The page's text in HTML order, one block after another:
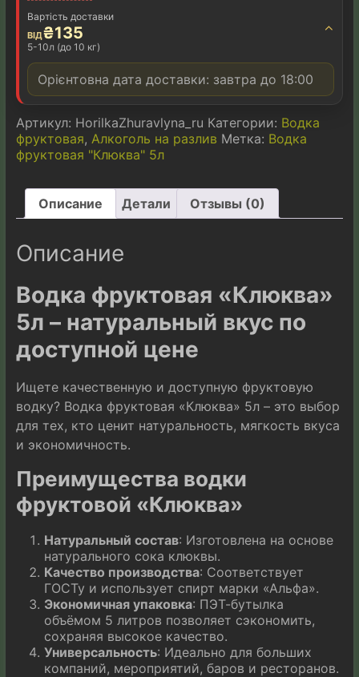
Вартість доставки
ВІД₴135
5-10л (до 10 кг)
⌃
Орієнтовна дата доставки: завтра до 18:00
Артикул: HorilkaZhuravlyna_ru Категории: Водка
фруктовая, Алкоголь на разлив Метка: Водка
фруктовая "Клюква" 5л
Описание Детали Отзывы (0)
Описание
Водка фруктовая «Клюква»
5л – натуральный вкус по
доступной цене
Ищете качественную и доступную фруктовую
водку? Водка фруктовая «Клюква» 5л – это выбор
для тех, кто ценит натуральность, мягкость вкуса
и экономичность.
Преимущества водки
фруктовой «Клюква»
Натуральный состав: Изготовлена на основе
натурального сока клюквы.
Качество производства: Соответствует
ГОСТу и использует спирт марки «Альфа».
Экономичная упаковка: ПЭТ-бутылка
объёмом 5 литров позволяет сэкономить,
сохраняя высокое качество.
Универсальность: Идеально для больших
компаний, мероприятий, баров и ресторанов.